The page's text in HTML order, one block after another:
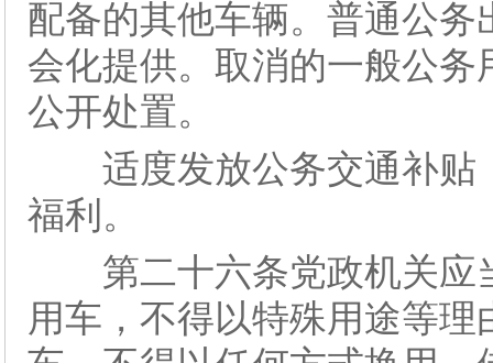
配备的其他车辆。普通公
会化提供。取消的一般公
公开处置。
适度发放公务交通补贴
福利。
第二十六条党政机关应
用车，不得以特殊用途等